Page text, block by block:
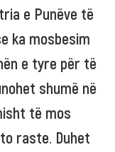
e Punëve të
ka mosbesim
e tyre për të
shumë në
të mos
raste. Duhet